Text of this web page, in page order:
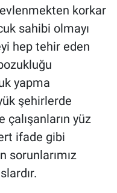
korkar
sahibi olmayı
hep tehir eden
yapma
şehirlerde
çalışanların yüz
ifade gibi
sorunlarımız